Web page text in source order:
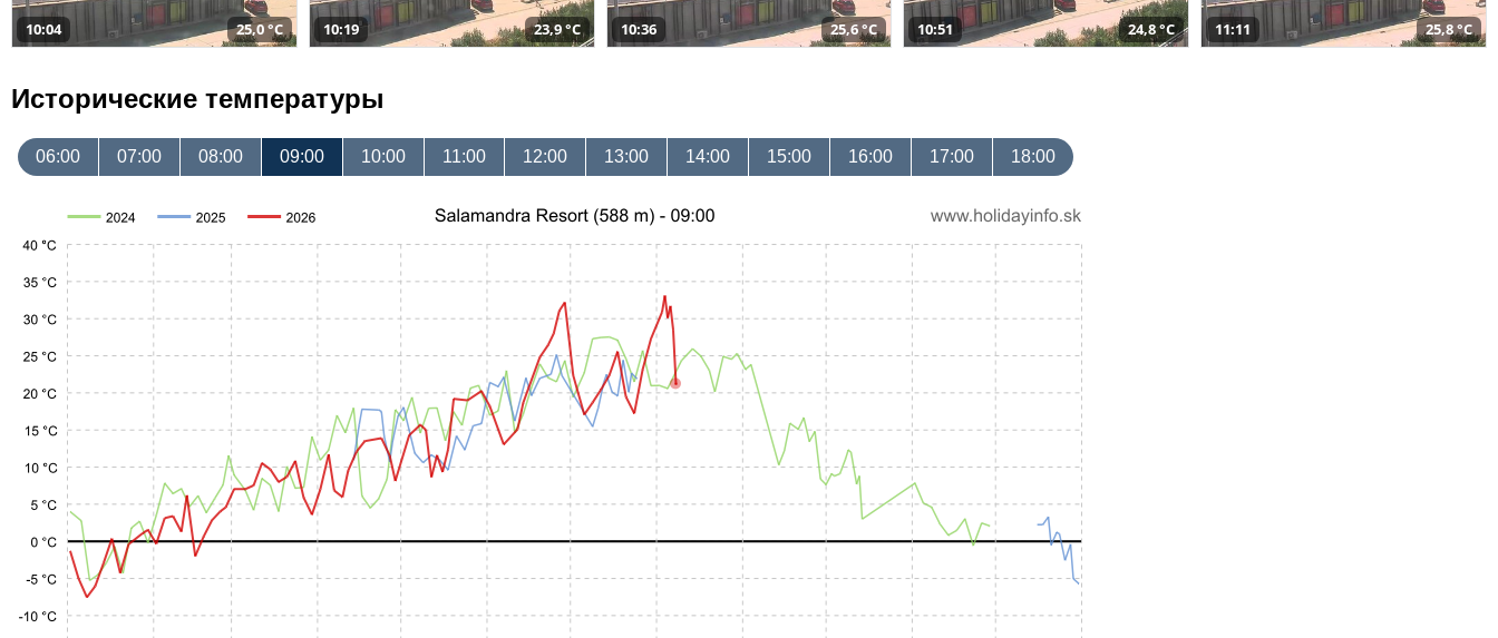
10:04 25,0 °C 10:19 23,9 °C 10:36 25,6 °C 10:51 24,8 °C 11:11 25,8 °C
Исторические температуры
06:00 07:00 08:00 09:00 10:00 11:00 12:00 13:00 14:00 15:00 16:00 17:00 18:00